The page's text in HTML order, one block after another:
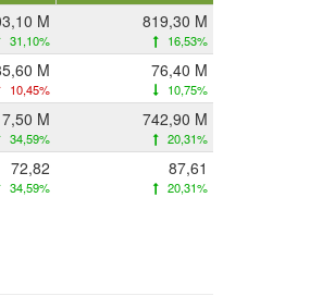
M
31,10%
819,30 M
16,53%
M
10,45%
76,40 M
10,75%
M
34,59%
742,90 M
20,31%
72,82
34,59%
87,61
20,31%